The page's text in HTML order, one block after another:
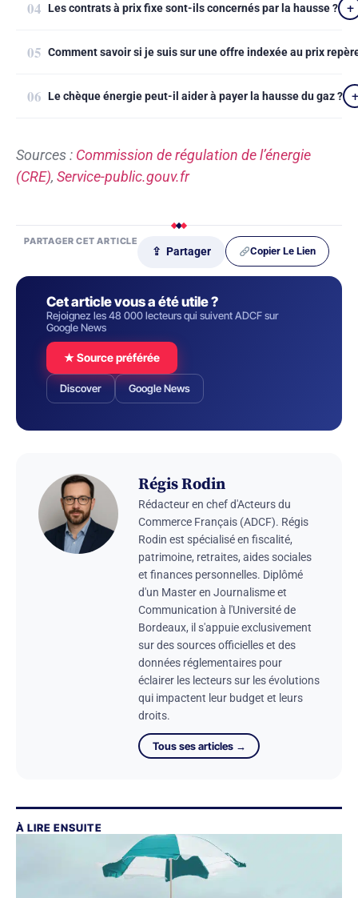
Les contrats à prix fixe sont-ils concernés par la hausse ?
Comment savoir si je suis sur une offre indexée au prix
Le chèque énergie peut-il aider à payer la hausse du gaz ?
Sources : Commission de régulation de l’énergie
(CRE), Service-public.gouv.fr
PARTAGER CET ARTICLE
⇪ Partager Copier Le Lien
Cet article vous a été utile ?
Rejoignez les 48 000 lecteurs qui suivent ADCF sur
Google News
★ Source préférée
Discover Google News
Régis Rodin
Rédacteur en chef d'Acteurs du
Commerce Français (ADCF). Régis
Rodin est spécialisé en fiscalité,
patrimoine, retraites, aides sociales
et finances personnelles. Diplômé
d'un Master en Journalisme et
Communication à l'Université de
Bordeaux, il s'appuie exclusivement
sur des sources officielles et des
données réglementaires pour
éclairer les lecteurs sur les évolutions
qui impactent leur budget et leurs
droits.
Tous ses articles →
À LIRE ENSUITE